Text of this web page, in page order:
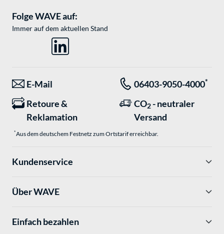
Folge WAVE auf:
Immer auf dem aktuellen Stand
E-Mail 06403-9050-4000*
Retoure &
Reklamation
CO2 - neutraler
Versand
*Aus dem deutschem Festnetz zum Ortstarif erreichbar.
Kundenservice
Über WAVE
Einfach bezahlen